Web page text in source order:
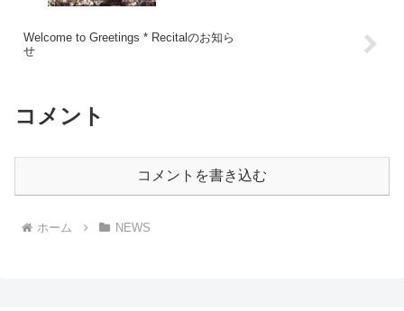
Welcome to Greetings * Recitalのお知ら
せ
コメント
コメントを書き込む
ホーム NEWS